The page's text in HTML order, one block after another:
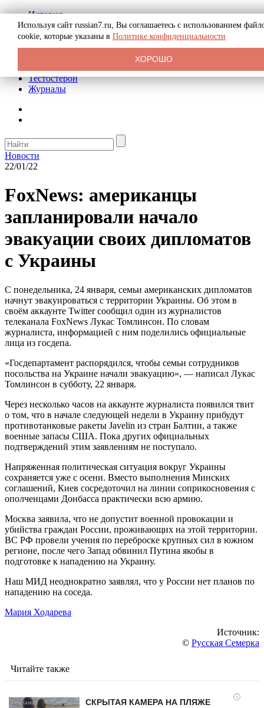
История
Биография
Криминал
Реклама на сайте
Тестостерон
Журналы
Новости
22/01/22
FoxNews: американцы
запланировали начало
эвакуации своих дипломатов
с Украины
С понедельника, 24 января, семьи американских дипломатов
начнут эвакуироваться с территории Украины. Об этом в
своём аккаунте Twitter сообщил один из журналистов
телеканала FoxNews Лукас Томлинсон. По словам
журналиста, информацией с ним поделились официальные
лица из госдепа.
«Госдепартамент распорядился, чтобы семьи сотрудников
посольства на Украине начали эвакуацию», — написал Лукас
Томлинсон в субботу, 22 января.
Через несколько часов на аккаунте журналиста появился твит
о том, что в начале следующей недели в Украину прибудут
противотанковые ракеты Javelin из стран Балтии, а также
военные запасы США. Пока других официальных
подтверждений этим заявлениям не поступало.
Напряженная политическая ситуация вокруг Украины
сохраняется уже с осени. Вместо выполнения Минских
соглашений, Киев сосредоточил на линии соприкосновения с
ополченцами Донбасса практически всю армию.
Москва заявила, что не допустит военной провокации и
убийства граждан России, проживающих на этой территории.
ВС РФ провели учения по переброске крупных сил в южном
регионе, после чего Запад обвинил Путина якобы в
подготовке к нападению на Украину.
Наш МИД неоднократно заявлял, что у России нет планов по
нападению на соседа.
Мария Ходарева
Источник:
© Русская Семерка
Читайте также
i
СКРЫТАЯ КАМЕРА НА ПЛЯЖЕ
Используя сайт russian7.ru, Вы соглашаетесь с использованием
cookie, которые указаны в Политике конфиденциальности
ХОРОШО